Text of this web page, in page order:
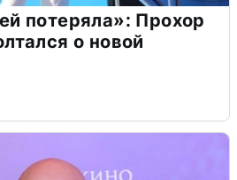
потеряла»: Прохор
о новой